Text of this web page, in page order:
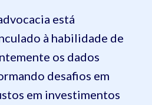
está
à habilidade de
os dados
desafios em
em investimentos